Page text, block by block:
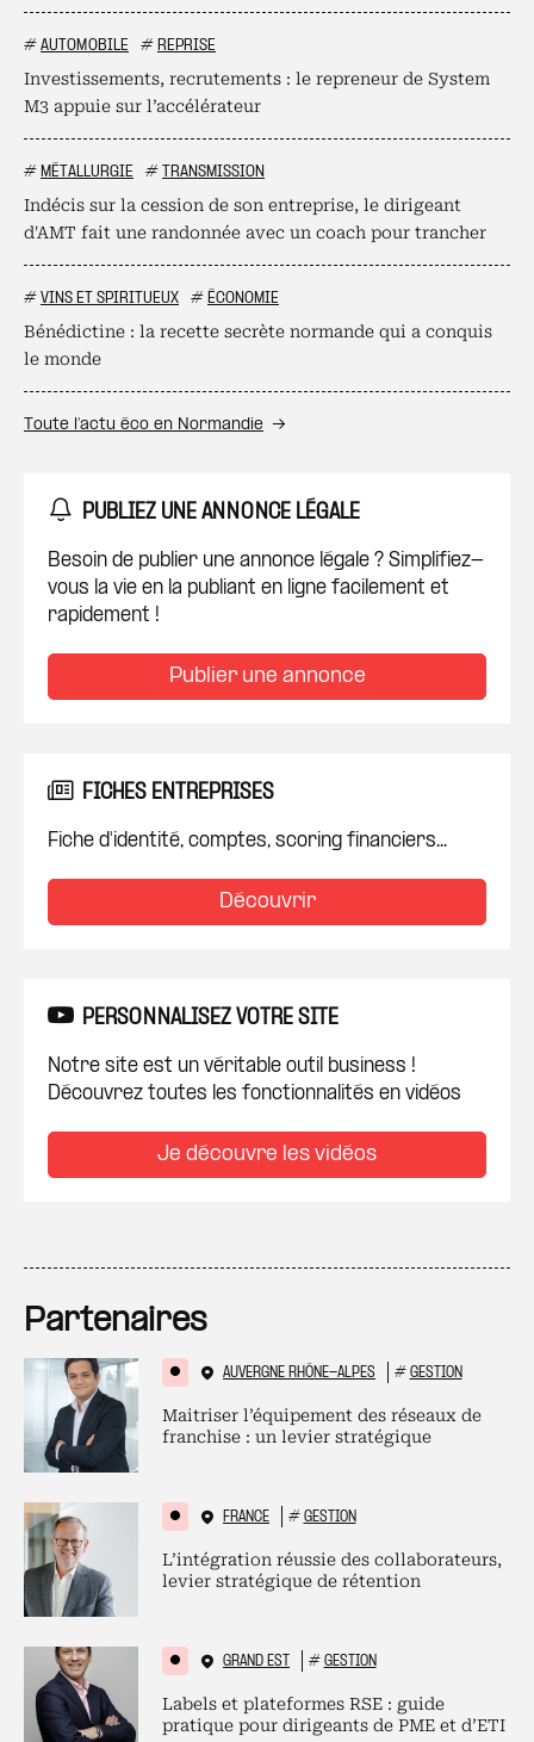
# AUTOMOBILE # REPRISE
Investissements, recrutements : le repreneur de System
M3 appuie sur l’accélérateur
# MÉTALLURGIE # TRANSMISSION
Indécis sur la cession de son entreprise, le dirigeant
d'AMT fait une randonnée avec un coach pour trancher
# VINS ET SPIRITUEUX # ÉCONOMIE
Bénédictine : la recette secrète normande qui a conquis
le monde
Toute l’actu éco en Normandie
PUBLIEZ UNE ANNONCE LÉGALE
Besoin de publier une annonce légale ? Simplifiez-
vous la vie en la publiant en ligne facilement et
rapidement !
Publier une annonce
FICHES ENTREPRISES
Fiche d'identité, comptes, scoring financiers...
Découvrir
PERSONNALISEZ VOTRE SITE
Notre site est un véritable outil business !
Découvrez toutes les fonctionnalités en vidéos
Je découvre les vidéos
Partenaires
AUVERGNE RHÔNE-ALPES # GESTION
Maitriser l’équipement des réseaux de
franchise : un levier stratégique
FRANCE # GESTION
L’intégration réussie des collaborateurs,
levier stratégique de rétention
GRAND EST # GESTION
Labels et plateformes RSE : guide
pratique pour dirigeants de PME et d’ETI